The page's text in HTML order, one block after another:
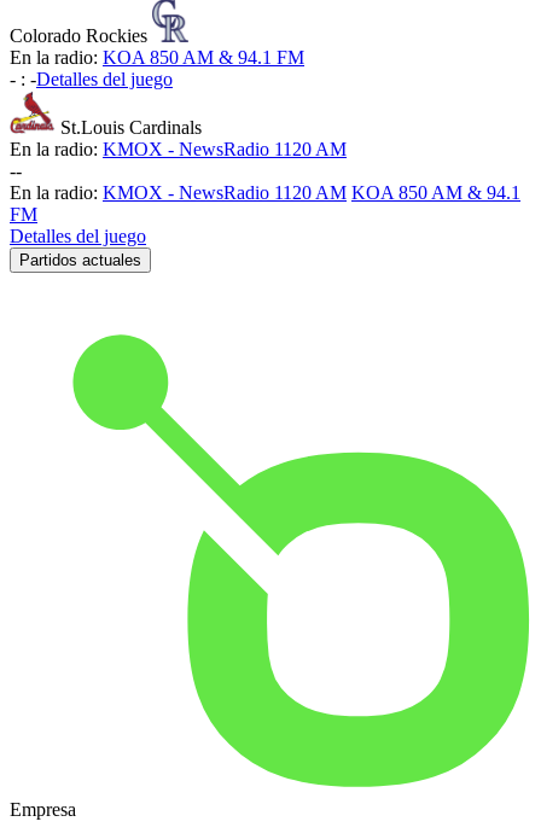
Colorado Rockies
En la radio: KOA 850 AM & 94.1 FM
- : -Detalles del juego
St.Louis Cardinals
En la radio: KMOX - NewsRadio 1120 AM
--
En la radio: KMOX - NewsRadio 1120 AM KOA 850 AM & 94.1
FM
Detalles del juego
Partidos actuales
Empresa